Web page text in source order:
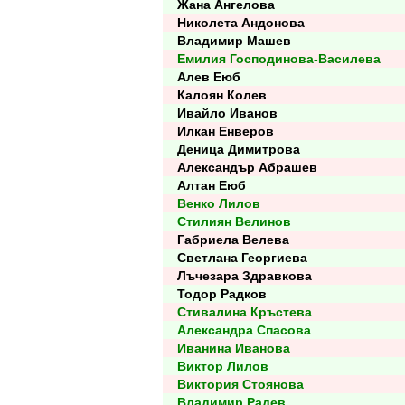
Жана Ангелова
Николета Андонова
Владимир Машев
Емилия Господинова-Василева
Алев Еюб
Калоян Колев
Ивайло Иванов
Илкан Енверов
Деница Димитрова
Александър Абрашев
Алтан Еюб
Венко Лилов
Стилиян Велинов
Габриела Велева
Светлана Георгиева
Лъчезара Здравкова
Тодор Радков
Стивалина Кръстева
Александра Спасова
Иванина Иванова
Виктор Лилов
Виктория Стоянова